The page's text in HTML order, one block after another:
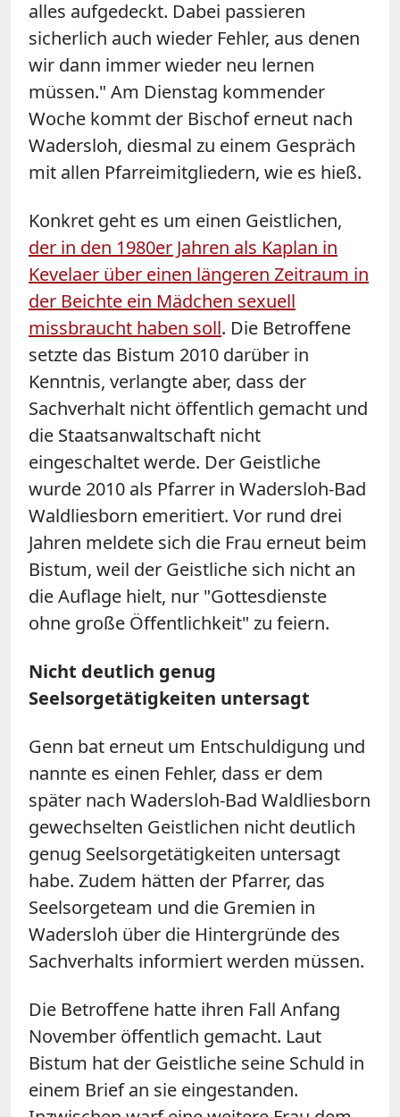
alles aufgedeckt. Dabei passieren
sicherlich auch wieder Fehler, aus denen
wir dann immer wieder neu lernen
müssen." Am Dienstag kommender
Woche kommt der Bischof erneut nach
Wadersloh, diesmal zu einem Gespräch
mit allen Pfarreimitgliedern, wie es hieß.
Konkret geht es um einen Geistlichen,
der in den 1980er Jahren als Kaplan in
Kevelaer über einen längeren Zeitraum in
der Beichte ein Mädchen sexuell
missbraucht haben soll. Die Betroffene
setzte das Bistum 2010 darüber in
Kenntnis, verlangte aber, dass der
Sachverhalt nicht öffentlich gemacht und
die Staatsanwaltschaft nicht
eingeschaltet werde. Der Geistliche
wurde 2010 als Pfarrer in Wadersloh-Bad
Waldliesborn emeritiert. Vor rund drei
Jahren meldete sich die Frau erneut beim
Bistum, weil der Geistliche sich nicht an
die Auflage hielt, nur "Gottesdienste
ohne große Öffentlichkeit" zu feiern.
Nicht deutlich genug
Seelsorgetätigkeiten untersagt
Genn bat erneut um Entschuldigung und
nannte es einen Fehler, dass er dem
später nach Wadersloh-Bad Waldliesborn
gewechselten Geistlichen nicht deutlich
genug Seelsorgetätigkeiten untersagt
habe. Zudem hätten der Pfarrer, das
Seelsorgeteam und die Gremien in
Wadersloh über die Hintergründe des
Sachverhalts informiert werden müssen.
Die Betroffene hatte ihren Fall Anfang
November öffentlich gemacht. Laut
Bistum hat der Geistliche seine Schuld in
einem Brief an sie eingestanden.